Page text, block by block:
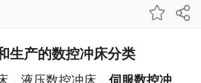
生产的数控冲床分类
，液压数控冲床，